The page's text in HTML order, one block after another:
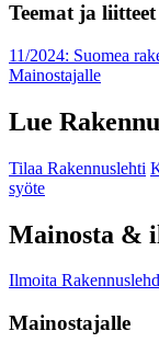
Teemat ja liitteet
11/2024: Suomea
Mainostajalle
Lue
Tilaa Rakennuslehti
syöte
Mainosta &
Ilmoita
Mainostajalle